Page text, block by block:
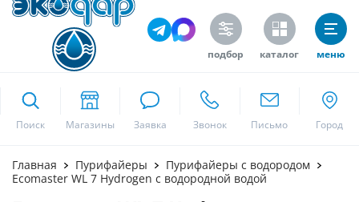
подбор каталог меню
Поиск
Москва
Главная Пурифайеры
Пурифайеры с водородом
Ecomaster WL 7 Hydrogen с водородной водой